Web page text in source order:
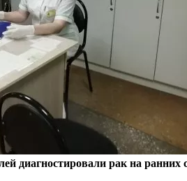
диагностировали рак на